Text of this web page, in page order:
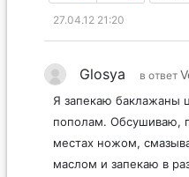
27.04.12 21:20
Glosya в ответ
Я запекаю баклажаны
пополам. Обсушиваю,
местах ножом,
маслом и запекаю в